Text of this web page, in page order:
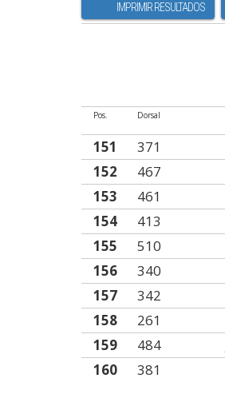
IMPRIMIR RESULTADOS
Pos. Dorsal
151 371
152
467
153
461
154
413
155
510
156
340
157
342
158
261
159
484
160
381